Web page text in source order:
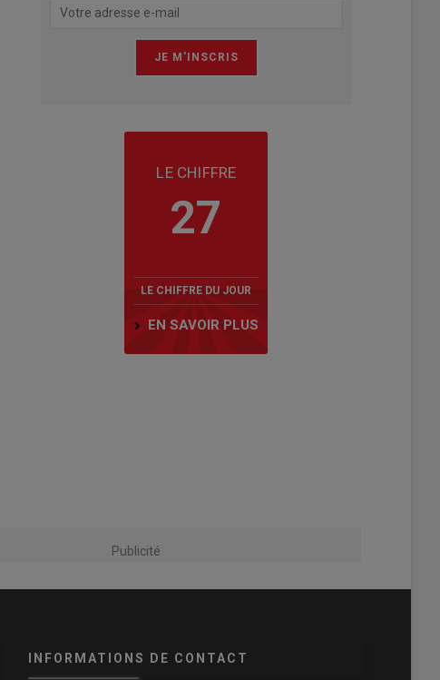
LE CHIFFRE
27
LE CHIFFRE DU JOUR
EN SAVOIR PLUS
Publicité
INFORMATIONS DE CONTACT